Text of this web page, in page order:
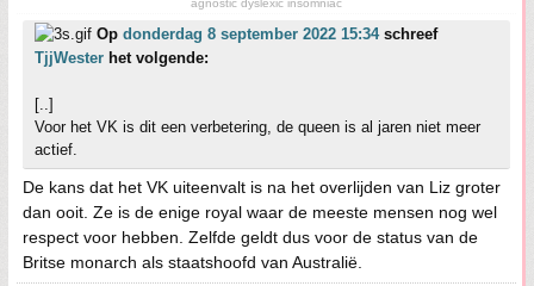
agnostic dyslexic insomniac
Op donderdag 8 september 2022 15:34schreef
TjjWester het volgende:
[..]
Voor het VK is dit een verbetering, de queen is al jaren niet meer
actief.
De kans dat het VK uiteenvalt is na het overlijden van Liz groter
dan ooit. Ze is de enige royal waar de meeste mensen nog wel
respect voor hebben. Zelfde geldt dus voor de status van de
Britse monarch als staatshoofd van Australië.